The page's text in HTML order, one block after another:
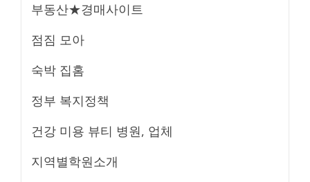
부동산★경매사이트
점짐 모아
숙박 집홈
정부 복지정책
건강 미용 뷰티 병원, 업체
지역별학원소개